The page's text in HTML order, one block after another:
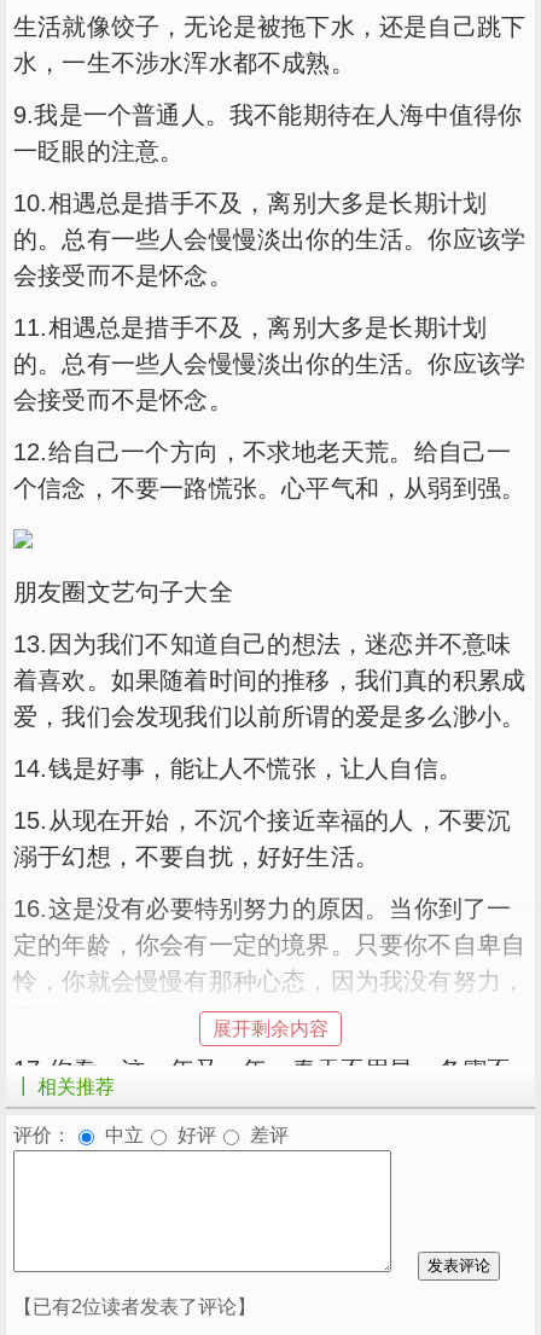
生活就像饺子，无论是被拖下水，还是自己跳下
水，一生不涉水浑水都不成熟。
9.我是一个普通人。我不能期待在人海中值得你
一眨眼的注意。
10.相遇总是措手不及，离别大多是长期计划
的。总有一些人会慢慢淡出你的生活。你应该学
会接受而不是怀念。
11.相遇总是措手不及，离别大多是长期计划
的。总有一些人会慢慢淡出你的生活。你应该学
会接受而不是怀念。
12.给自己一个方向，不求地老天荒。给自己一
个信念，不要一路慌张。心平气和，从弱到强。
朋友圈文艺句子大全
13.因为我们不知道自己的想法，迷恋并不意味
着喜欢。如果随着时间的推移，我们真的积累成
爱，我们会发现我们以前所谓的爱是多么渺小。
14.钱是好事，能让人不慌张，让人自信。
15.从现在开始，不沉个接近幸福的人，不要沉
溺于幻想，不要自扰，好好生活。
16.这是没有必要特别努力的原因。当你到了一
定的年龄，你会有一定的境界。只要你不自卑自
怜，你就会慢慢有那种心态，因为我没有努力，
而是生活的成长。
17.你看，这一年又一年，春天不用早，冬霜不
会迟到，聚在一起分开，都恰到好处。
18.生活中的很多事情都是可以满足的，不能被
一想到能和你共度余生，我就对余生充满了期
待。
展开剩余内容
┃ 相关推荐
评价： 中立 好评 差评
【已有2位读者发表了评论】